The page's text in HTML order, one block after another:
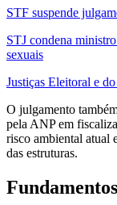
STF suspende
STJ condena
sexuais
Justiças Eleitoral e
O julgamento
pela ANP em
risco ambiental atual
das estruturas.